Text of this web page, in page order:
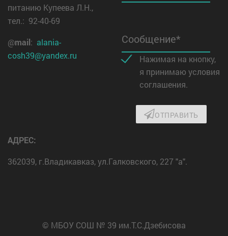
питанию Купеева Л.Н.,
тел.: 92-40-69
@mail: alania-
cosh39@yandex.ru
Сообщение*
Нажимая на кнопку,
я принимаю условия
соглашения.
ОТПРАВИТЬ
АДРЕС:
362039, г.Владикавказ, ул.Галковского, 227 "а".
© МБОУ СОШ № 39 им.Т.С.Дзебисова